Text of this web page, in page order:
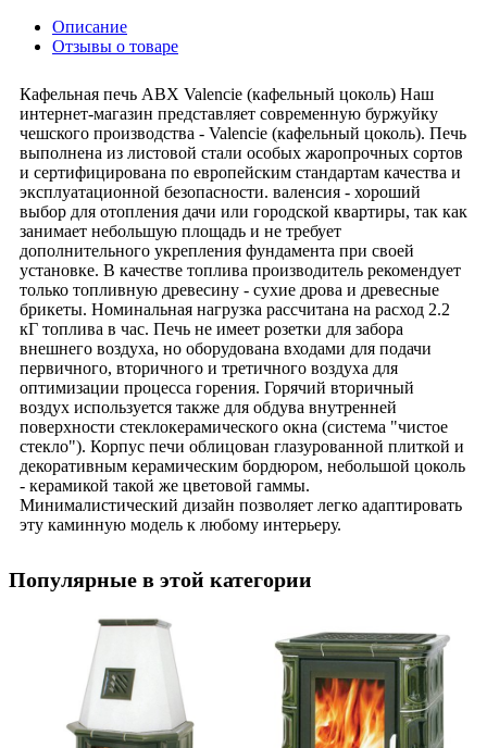
Описание
Отзывы о товаре
Кафельная печь ABX Valencie (кафельный цоколь) Наш
интернет-магазин представляет современную буржуйку
чешского производства - Valencie (кафельный цоколь). Печь
выполнена из листовой стали особых жаропрочных сортов
и сертифицирована по европейским стандартам качества и
эксплуатационной безопасности. валенсия - хороший
выбор для отопления дачи или городской квартиры, так как
занимает небольшую площадь и не требует
дополнительного укрепления фундамента при своей
установке. В качестве топлива производитель рекомендует
только топливную древесину - сухие дрова и древесные
брикеты. Номинальная нагрузка рассчитана на расход 2.2
кГ топлива в час. Печь не имеет розетки для забора
внешнего воздуха, но оборудована входами для подачи
первичного, вторичного и третичного воздуха для
оптимизации процесса горения. Горячий вторичный
воздух используется также для обдува внутренней
поверхности стеклокерамического окна (система "чистое
стекло"). Корпус печи облицован глазурованной плиткой и
декоративным керамическим бордюром, небольшой цоколь
- керамикой такой же цветовой гаммы.
Минималистический дизайн позволяет легко адаптировать
эту каминную модель к любому интерьеру.
Популярные в этой категории